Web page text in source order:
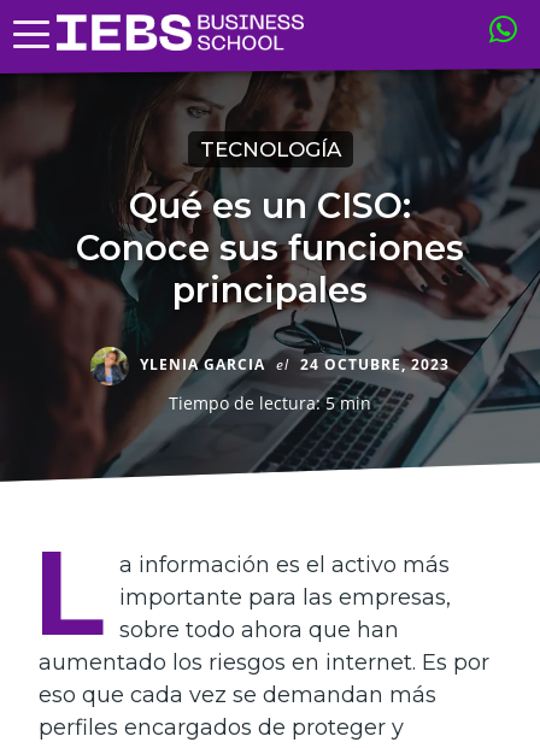
TECNOLOGÍA
Qué es un CISO:
Conoce sus funciones
principales
YLENIA GARCIA el 24 OCTUBRE, 2023
Tiempo de lectura: 5 min
L a información es el activo más
importante para las empresas,
sobre todo ahora que han
aumentado los riesgos en internet. Es por
eso que cada vez se demandan más
perfiles encargados de proteger y